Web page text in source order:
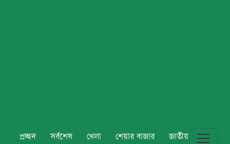
প্রচ্ছদ সর্বশেষ খেলা শেয়ার বাজার জাতীয় বিশ্ব